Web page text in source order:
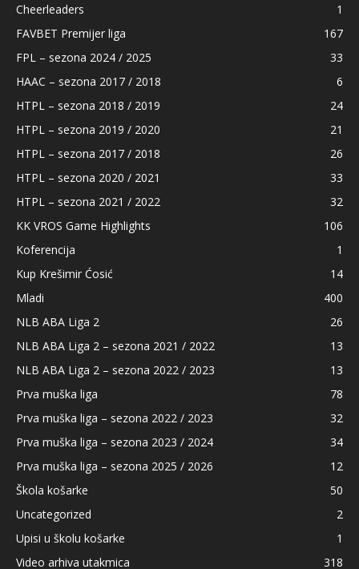
Cheerleaders
1
FAVBET Premijer liga
167
FPL – sezona 2024 / 2025
33
HAAC – sezona 2017 / 2018
6
HTPL – sezona 2018 / 2019
24
HTPL – sezona 2019 / 2020
21
HTPL – sezona 2017 / 2018
26
HTPL – sezona 2020 / 2021
33
HTPL – sezona 2021 / 2022
32
KK VROS Game Highlights
106
Koferencija
1
Kup Krešimir Ćosić
14
Mladi
400
NLB ABA Liga 2
26
NLB ABA Liga 2 – sezona 2021 / 2022
13
NLB ABA Liga 2 – sezona 2022 / 2023
13
Prva muška liga
78
Prva muška liga – sezona 2022 / 2023
32
Prva muška liga – sezona 2023 / 2024
34
Prva muška liga – sezona 2025 / 2026
12
Škola košarke
50
Uncategorized
2
Upisi u školu košarke
1
Video arhiva utakmica
318